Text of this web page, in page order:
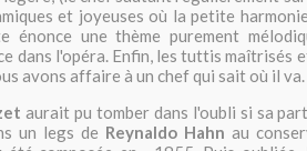
et joyeuses où la petite
une thème purement
dans l'opéra. Enfin, les tuttis maîtrisés
avons affaire à un chef qui sait où il va.
aurait pu tomber dans l'oubli si sa
un legs de Reynaldo Hahn au